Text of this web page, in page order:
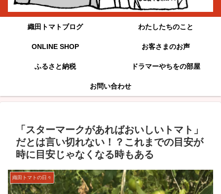
織田トマトブログ わたしたちのこと
ONLINE SHOP お客さまのお声
ふるさと納税 ドラマーやちをの部屋
お問い合わせ
「スターマークがあればおいしいトマト」
だとは言い切れない！？これまでの目安が
時に目安じゃなくなる時もある
織田トマトの日々